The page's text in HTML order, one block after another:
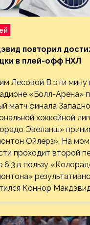
повторил
в плей-офф НХЛ
Лесовой В эти
«Болл-Арена»
матч финала
хоккейной
Эвеланш»
Ойлерз». На
проходит второй
6:3 в пользу
Коннор